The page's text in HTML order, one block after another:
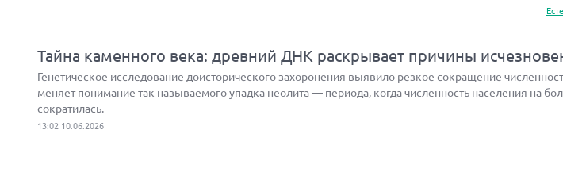
Тайна каменного века: древний ДНК раскрывает причины
Генетическое исследование доисторического захоронения выявило резкое сокращение
меняет понимание так называемого упадка неолита — периода, когда численность населения на
сократилась.
13:02 10.06.2026